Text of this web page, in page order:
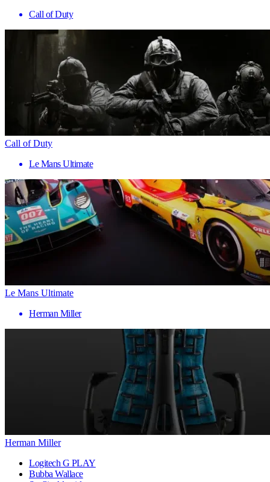
Call of Duty
Call of Duty
Le Mans Ultimate
Le Mans Ultimate
Herman Miller
Herman Miller
Logitech G PLAY
Bubba Wallace